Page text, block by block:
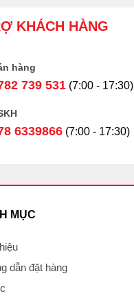
KHÁCH HÀNG
hàng
739 531 (7:00 - 17:30)
6339866 (7:00 - 17:30)
MỤC
dẫn đặt hàng